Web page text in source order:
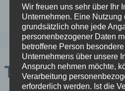
Tanzstudio
Wir freuen uns sehr über Ihr
Unternehmen. Eine Nutzung
grundsätzlich ohne jede
personenbezogener Daten
betroffene Person
Unternehmens über unsere
Anspruch nehmen möchte,
Verarbeitung
erforderlich werden. Ist die